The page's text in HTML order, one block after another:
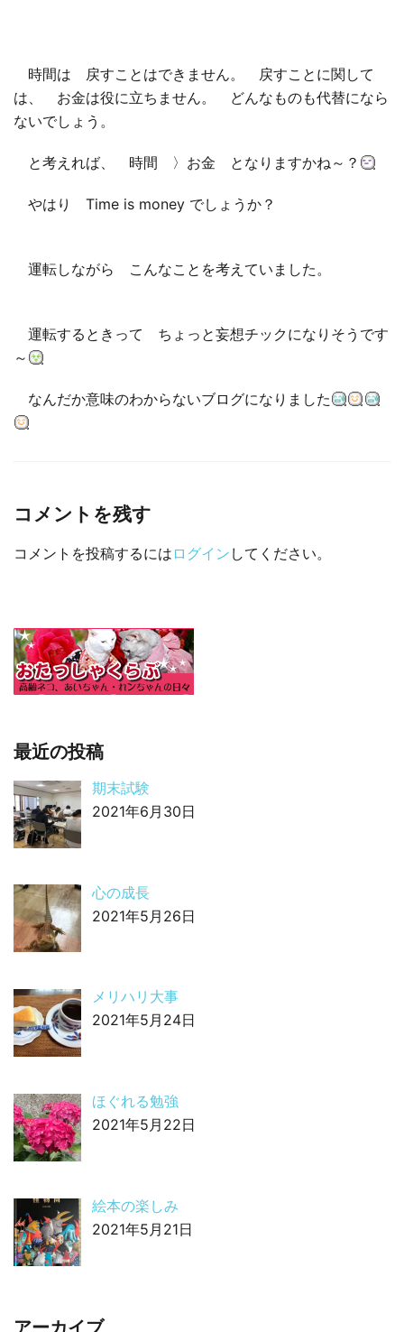
時間は 戻すことはできません。 戻すことに関して
は、 お金は役に立ちません。 どんなものも代替になら
ないでしょう。
と考えれば、 時間 〉お金 となりますかね～？
やはり Time is money でしょうか？
運転しながら こんなことを考えていました。
運転するときって ちょっと妄想チックになりそうです
～
なんだか意味のわからないブログになりました
コメントを残す
コメントを投稿するには ログイン してください。
最近の投稿
期末試験
2021年6月30日
心の成長
2021年5月26日
メリハリ大事
2021年5月24日
ほぐれる勉強
2021年5月22日
絵本の楽しみ
2021年5月21日
アーカイブ